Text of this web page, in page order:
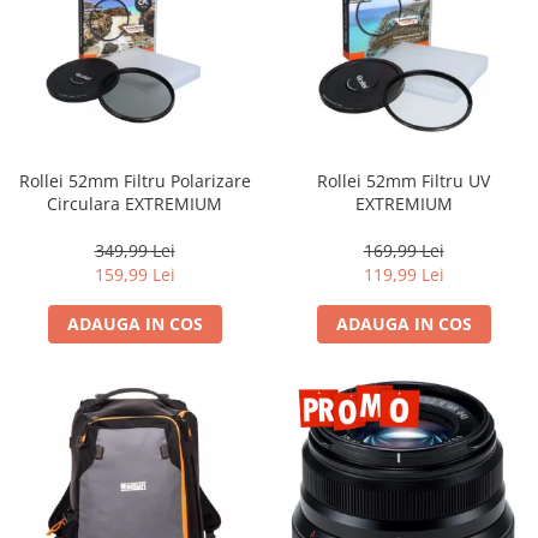
Camere Video Cinematice
Camere video de actiune
Accesorii camere video de actiune
Acumulatori camere video
Lampi video
Stabilizatoare (Gimbal) / Steady
Huse Protectie / Ploaie camere
Camere Video Cinematice
Camere Video Compacte
Rollei 52mm Filtru Polarizare
Circulara EXTREMIUM
349,99 Lei
159,99 Lei
ADAUGA IN COS
Rollei 52mm Filtru UV
EXTREMIUM
169,99 Lei
119,99 Lei
ADAUGA IN COS